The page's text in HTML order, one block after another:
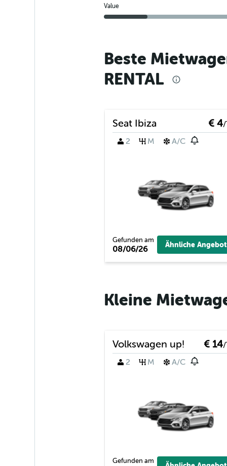
Value
Beste
RENTAL
Seat Ibiza € 4/
2
M A/C
Gefunden am
08/06/26 Ähnliche
Kleine
Volkswagen up! € 14/
2
M A/C
Gefunden am